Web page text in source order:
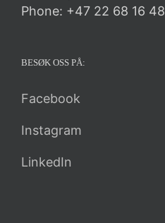
Phone: +47 22 68 16 48
BESØK OSS PÅ:
Facebook
Instagram
LinkedIn